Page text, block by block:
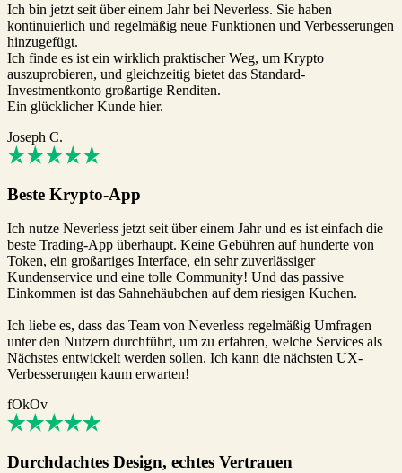
Ich bin jetzt seit über einem Jahr bei Neverless. Sie haben
kontinuierlich und regelmäßig neue Funktionen und Verbesserungen
hinzugefügt.
Ich finde es ist ein wirklich praktischer Weg, um Krypto
auszuprobieren, und gleichzeitig bietet das Standard-
Investmentkonto großartige Renditen.
Ein glücklicher Kunde hier.
Joseph C.
Beste Krypto-App
Ich nutze Neverless jetzt seit über einem Jahr und es ist einfach die
beste Trading-App überhaupt. Keine Gebühren auf hunderte von
Token, ein großartiges Interface, ein sehr zuverlässiger
Kundenservice und eine tolle Community! Und das passive
Einkommen ist das Sahnehäubchen auf dem riesigen Kuchen.
Ich liebe es, dass das Team von Neverless regelmäßig Umfragen
unter den Nutzern durchführt, um zu erfahren, welche Services als
Nächstes entwickelt werden sollen. Ich kann die nächsten UX-
Verbesserungen kaum erwarten!
fOkOv
Durchdachtes Design, echtes Vertrauen